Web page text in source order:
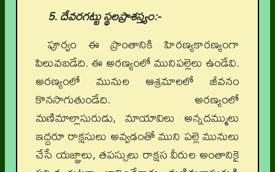
5. దేవరగట్టు స్థలప్రాశస్త్యం:-
పూర్వం ఈ ప్రాంతానికి హిరణ్యకారణ్యంగా
పిలువబడేది. ఈ అరణ్యంలో మునిపల్లెలు ఉండేవి.
అరణ్యంలో మునుల ఆశ్రమాలలో జీవనం
కొనసాగుతుండేది. అరణ్యంలో
మణిమాల్లాసురుడు, మాయావిలు అన్నదమ్ములు
ఇద్దరూ రాక్షసులు అవ్వడంతో ముని పల్లె మునులు
చేసే యజ్ఞాలు, తపస్సులు రాక్షస వీరుల అంతానికై